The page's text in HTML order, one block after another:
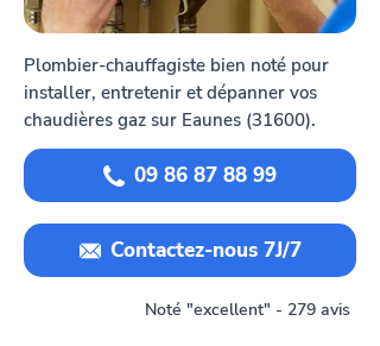
Plombier-chauffagiste bien noté pour
installer, entretenir et dépanner vos
chaudières gaz sur Eaunes (31600).
09 86 87 88 99
Contactez-nous 7J/7
Noté "excellent" - 279 avis